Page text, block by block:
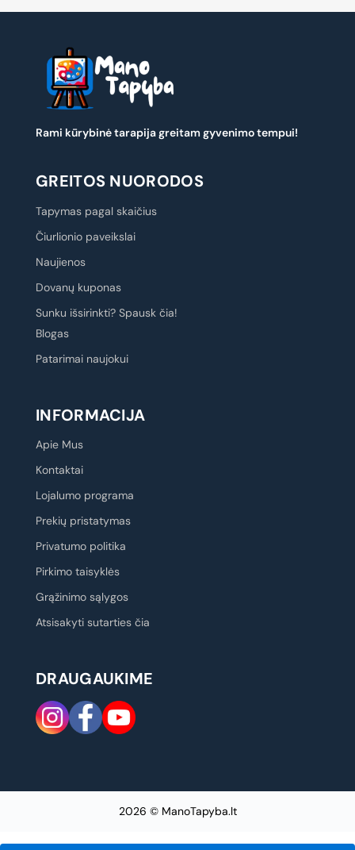
Rami kūrybinė tarapija greitam gyvenimo tempui!
GREITOS NUORODOS
Tapymas pagal skaičius
Čiurlionio paveikslai
Naujienos
Dovanų kuponas
Sunku išsirinkti? Spausk čia!
Blogas
Patarimai naujokui
INFORMACIJA
Apie Mus
Kontaktai
Lojalumo programa
Prekių pristatymas
Privatumo politika
Pirkimo taisyklės
Grąžinimo sąlygos
Atsisakyti sutarties čia
DRAUGAUKIME
2026 © ManoTapyba.lt